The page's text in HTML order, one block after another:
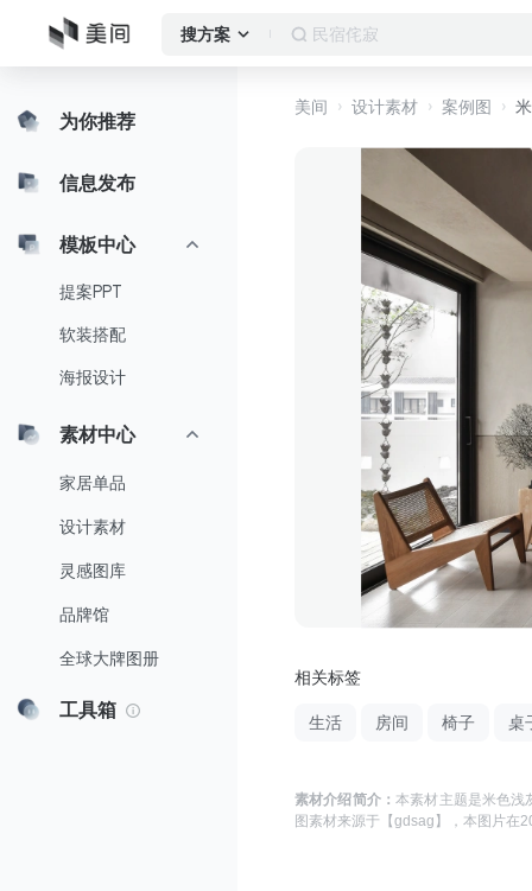
搜方案 民宿
为你推荐
信息发布
模板中心
提案PPT
软装搭配
海报设计
素材中心
家居单品
设计素材
灵感图库
品牌馆
全球大牌图册
工具箱
美间 设计素材 案例图
相关标签
生活 房间 椅子 桌
素材介绍简介：本素材主题是米色浅
图 素材来源于 【gdsag】 ，本图片在